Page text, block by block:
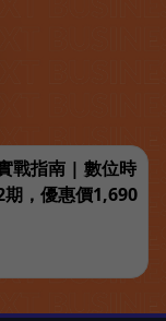
戰指南 | 數位時
，優惠價1,690